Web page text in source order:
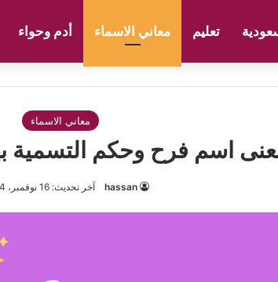
تعليم معاني الاسماء أدم وحواء
معاني الاسماء
اسم فرح وحكم التسمية
hassan آخر تحديث: 16 نوفمبر، 2024